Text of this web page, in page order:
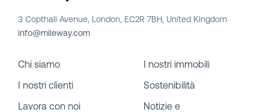
3 Copthall Avenue, London, EC2R 7BH, United Kingdom
info@mileway.com
Chi siamo
I nostri immobili
I nostri clienti
Sostenibilità
Lavora con noi
Notizie e